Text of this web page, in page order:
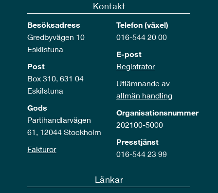
Kontakt
Besöksadress
Gredbyvägen 10
Eskilstuna
Post
Box 310, 631 04
Eskilstuna
Gods
Partihandlarvägen
61, 12044 Stockholm
Fakturor
Telefon (växel)
016-544 20 00
E-post
Registrator
Utlämnande av
allmän handling
Organisationsnummer
202100-5000
Presstjänst
016-544 23 99
Länkar